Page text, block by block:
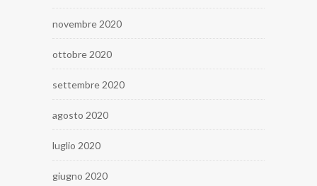
novembre 2020
ottobre 2020
settembre 2020
agosto 2020
luglio 2020
giugno 2020